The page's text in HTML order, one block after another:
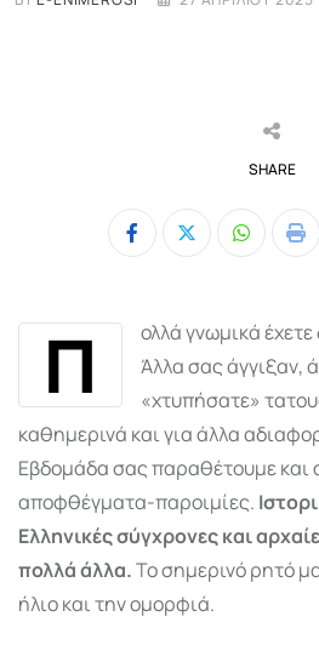
SHARE
Π
ολλά γνωμικά
Άλλα σας άγγιξαν,
«χτυπήσατε»
καθημερινά και για άλλα
Εβδομάδα σας παραθέτουμε και
αποφθέγματα-παροιμίες.
Ελληνικές σύγχρονες και
πολλά άλλα.Το σημερινό ρητό
ήλιο και την ομορφιά.